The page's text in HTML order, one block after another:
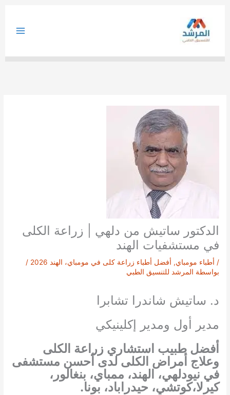
الدكتور ساتيش من دلهي | زراعة الكلى
في مستشفيات الهند
/ أطباء مومباي, أفضل أطباء زراعة كلى في مومباي، الهند 2026
/
بواسطة المرشد للتنسيق الطبي
د. ساتيش شاندرا تشابرا
مدير أول ومدير إكلينيكي
أفضل طبيب استشاري زراعة الكلى
وعلاج أمراض الكلى لدى أحسن مستشفى
في نيودلهي، الهند، ممباي، بنغالور،
كيرلا،كوتشي، حيدراباد، بونا.